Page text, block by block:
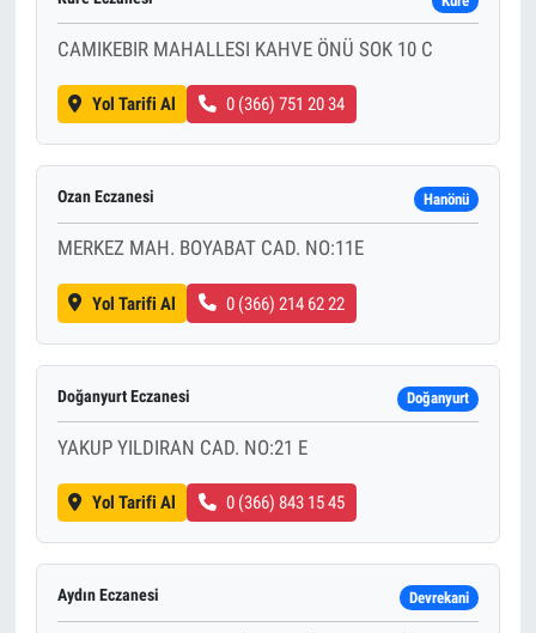
CAMIKEBIR MAHALLESI KAHVE ÖNÜ SOK 10 C
Yol Tarifi Al 0 (366) 751 20 34
Ozan Eczanesi Hanönü
MERKEZ MAH. BOYABAT CAD. NO:11E
Yol Tarifi Al 0 (366) 214 62 22
Doğanyurt Eczanesi Doğanyurt
YAKUP YILDIRAN CAD. NO:21 E
Yol Tarifi Al 0 (366) 843 15 45
Aydın Eczanesi Devrekani